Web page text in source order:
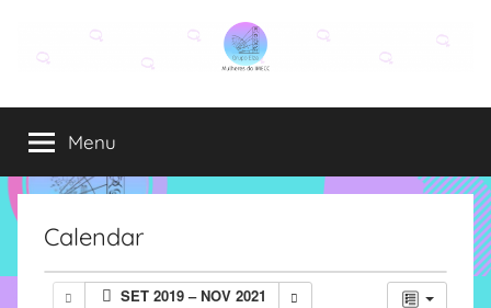
conteúdo
Grupo
Elza
Elza
é
formado
alunas,
funcionárias
Menu
Calendar
SET 2019 – NOV 2021